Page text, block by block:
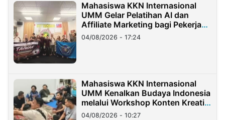
Mahasiswa KKN Internasional
UMM Gelar Pelatihan AI dan
Affiliate Marketing bagi Pekerja
Migran Indonesia di Taiwan
04/08/2026 - 17:24
Mahasiswa KKN Internasional
UMM Kenalkan Budaya Indonesia
melalui Workshop Konten Kreatif
di Taiwan
04/08/2026 - 10:27